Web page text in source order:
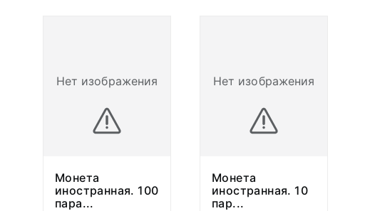
Нет изображения
Монета
иностранная. 100
пара...
Нет изображения
Монета
иностранная. 10
пар...